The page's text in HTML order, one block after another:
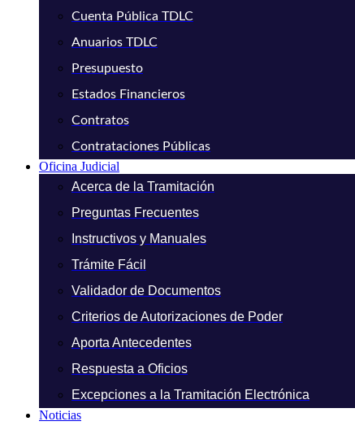
Cuenta Pública TDLC
Anuarios TDLC
Presupuesto
Estados Financieros
Contratos
Contrataciones Públicas
Oficina Judicial
Acerca de la Tramitación
Preguntas Frecuentes
Instructivos y Manuales
Trámite Fácil
Validador de Documentos
Criterios de Autorizaciones de Poder
Aporta Antecedentes
Respuesta a Oficios
Excepciones a la Tramitación Electrónica
Noticias